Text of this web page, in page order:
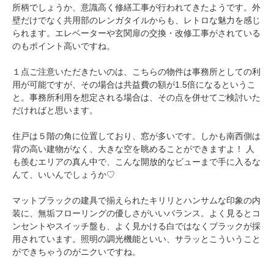
所柄でしょうか、意識高く修繕工事が行われてきたようです。外
壁だけでなく共用部のレンガタイルからも、レトロな魅力を感じ
られます。エレベーターや玄関扉の交換・改修工事がされている
のもポイント高いですね。
１点ご注意いただきたいのは、こちらの物件は事務所としての利
用が可能ですが、その場合は共益費の額が1.5倍になるというこ
と。事務所利用を想定される場合は、その点を併せてご検討いた
だければと思います。
住戸は５階の角に位置しており、窓が多いです。しかも南西側は
背の高い建物がなく、大きな空を眺めることができますよ！ 人
も羨むエリアの真ん中で、こんな開放的なビューまで手に入るな
んて、いいんでしょうか♡
マットブラックの建具で揃えられたキリリとハンサムな印象の内
装に、無垢フローリングの優しさがいいバランス。よく見るとコ
ンセントやスイッチ盤も、よく見かける白ではなくブラックが採
用されています。照明の調光機能といい、サラッとこういうこと
ができちゃうのがニクいですね。